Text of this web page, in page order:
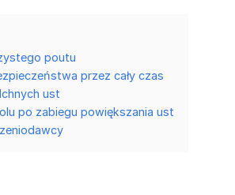
poutu
przez cały czas
ust
po zabiegu powiększania ust